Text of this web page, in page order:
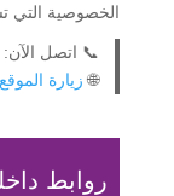
الخصوصية التي
📞 اتصل الآن: 0557268616
🌐 زيارة
روابط